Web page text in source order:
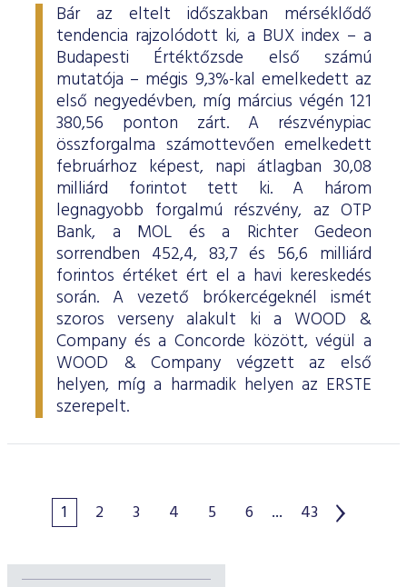
Bár az eltelt időszakban mérséklődő
tendencia rajzolódott ki, a BUX index – a
Budapesti Értéktőzsde első számú
mutatója – mégis 9,3%-kal emelkedett az
első negyedévben, míg március végén 121
380,56 ponton zárt. A részvénypiac
összforgalma számottevően emelkedett
februárhoz képest, napi átlagban 30,08
milliárd forintot tett ki. A három
legnagyobb forgalmú részvény, az OTP
Bank, a MOL és a Richter Gedeon
sorrendben 452,4, 83,7 és 56,6 milliárd
forintos értéket ért el a havi kereskedés
során. A vezető brókercégeknél ismét
szoros verseny alakult ki a WOOD &
Company és a Concorde között, végül a
WOOD & Company végzett az első
helyen, míg a harmadik helyen az ERSTE
szerepelt.
1 2 3 4 5 6 ... 43